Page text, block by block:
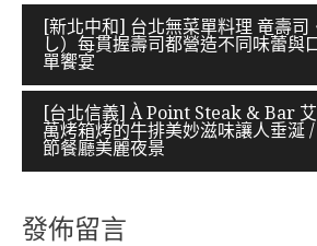
文
章
導
覽
[新北中和] 台北無菜單料理 竜壽
し）每貫握壽司都營造不同味蕾與
單饗宴
[台北信義] À Point Steak & Bar
萬烤箱烤的牛排美妙滋味讓人垂涎
節餐廳美麗夜景
發佈留言